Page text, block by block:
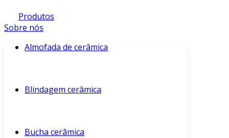
Produtos
Sobre nós
Almofada de cerâmica
Blindagem cerâmica
Bucha cerâmica